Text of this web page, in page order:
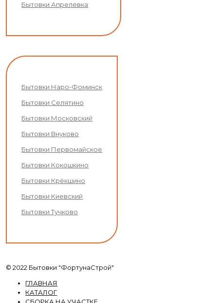
Бытовки Апрелевка
Бытовки Наро-Фоминск
Бытовки Селятино
Бытовки Московский
Бытовки Внуково
Бытовки Первомайское
Бытовки Кокошкино
Бытовки Крёкшино
Бытовки Киевский
Бытовки Тучково
© 2022 Бытовки "ФортунаСтрой"
ГЛАВНАЯ
КАТАЛОГ